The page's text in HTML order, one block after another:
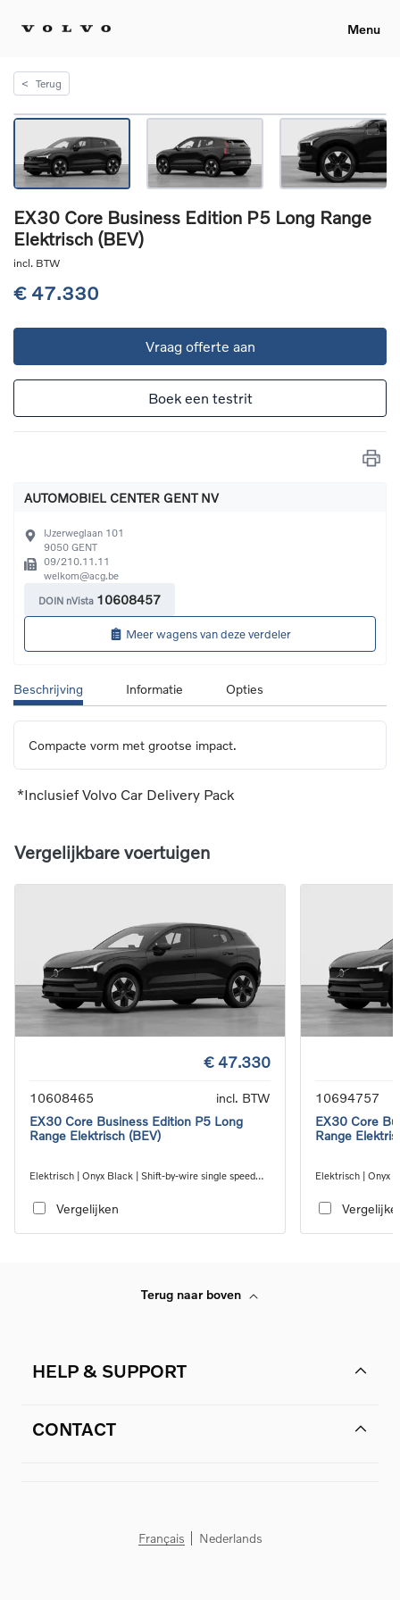
Menu
< Terug
EX30 Core Business Edition P5 Long Range
Elektrisch (BEV)
incl. BTW
€ 47.330
Vraag offerte aan
Boek een testrit
AUTOMOBIEL CENTER GENT NV
IJzerweglaan 101
9050 GENT
09/210.11.11
welkom@acg.be
DOIN nVista 10608457
Meer wagens van deze verdeler
Beschrijving Informatie Opties
Compacte vorm met grootse impact.
*Inclusief Volvo Car Delivery Pack
Vergelijkbare voertuigen
€ 47.330
10608465
incl. BTW
EX30 Core Business Edition P5 Long
Range Elektrisch (BEV)
Elektrisch | Onyx Black | Shift-by-wire single speed
Vergelijken
10694757
EX30 Core
Range
Elektrisch | Onyx
Terug naar boven
HELP & SUPPORT
CONTACT
Français Nederlands